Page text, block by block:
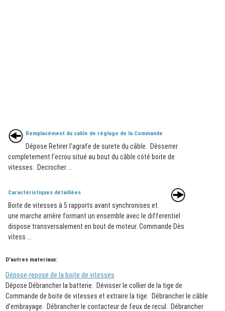
Remplacément du cable de réglage de la Commande
Dépose Retirer l'agrafe de surete du câble. Dèsserrer
completement l'ecrou situé au bout du câble côté boite de
vitesses. Decrocher ...
Caractéristiques détaillées
Boite de vitesses à 5 rapports avant synchronises et
une marche arrière formant un ensemble avec le differentiel
dispose transversalement en bout de moteur. Commande Dès
vitess ...
D'autres materiaux:
Dépose-repose de la boite de vitesses
Dépose Débrancher la batterie. Dévisser le collier de la tige de
Commande de boite de vitesses et extraire la tige. Débrancher le câble
d'embrayage. Débrancher le contacteur de feux de recul. Débrancher